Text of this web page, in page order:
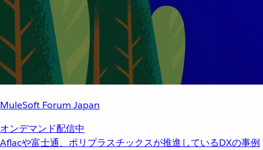
MuleSoft Forum Japan
オンデマンド配信中
Aflacや富士通、ポリプラスチックスが推進しているDXの事例